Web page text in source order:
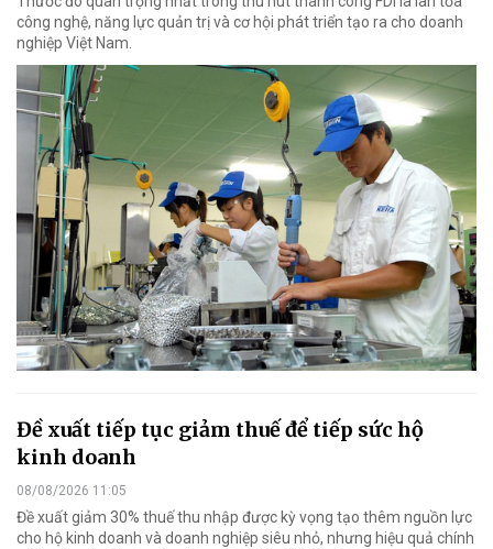
công nghệ, năng lực quản trị và cơ hội phát triển tạo ra cho doanh
nghiệp Việt Nam.
Đề xuất tiếp tục giảm thuế để tiếp sức hộ
kinh doanh
08/08/2026 11:05
Đề xuất giảm 30% thuế thu nhập được kỳ vọng tạo thêm nguồn lực
cho hộ kinh doanh và doanh nghiệp siêu nhỏ, nhưng hiệu quả chính